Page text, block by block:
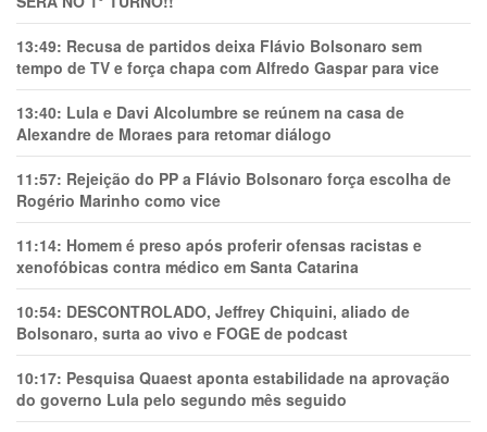
13:49: Recusa de partidos deixa Flávio Bolsonaro sem
tempo de TV e força chapa com Alfredo Gaspar para vice
13:40: Lula e Davi Alcolumbre se reúnem na casa de
Alexandre de Moraes para retomar diálogo
11:57: Rejeição do PP a Flávio Bolsonaro força escolha de
Rogério Marinho como vice
11:14: Homem é preso após proferir ofensas racistas e
xenofóbicas contra médico em Santa Catarina
10:54: DESCONTROLADO, Jeffrey Chiquini, aliado de
Bolsonaro, surta ao vivo e FOGE de podcast
10:17: Pesquisa Quaest aponta estabilidade na aprovação
do governo Lula pelo segundo mês seguido